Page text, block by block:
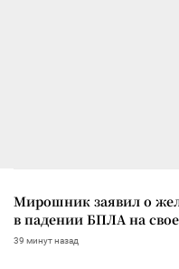
Мирошник заявил о
в падении БПЛА на
39 минут назад